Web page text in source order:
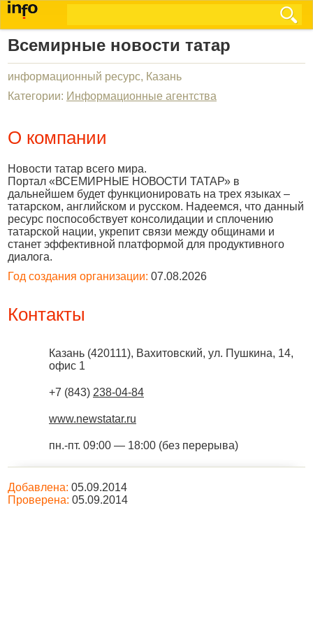
Всемирные новости татар
информационный ресурс, Казань
Категории: Информационные агентства
О компании
Новости татар всего мира.
Портал «ВСЕМИРНЫЕ НОВОСТИ ТАТАР» в
дальнейшем будет функционировать на трех языках –
татарском, английском и русском. Надеемся, что данный
ресурс поспособствует консолидации и сплочению
татарской нации, укрепит связи между общинами и
станет эффективной платформой для продуктивного
диалога.
Год создания организации: 07.08.2026
Контакты
Казань (420111), Вахитовский, ул. Пушкина, 14,
офис 1
+7 (843) 238-04-84
www.newstatar.ru
пн.-пт. 09:00 — 18:00 (без перерыва)
Добавлена: 05.09.2014
Проверена: 05.09.2014